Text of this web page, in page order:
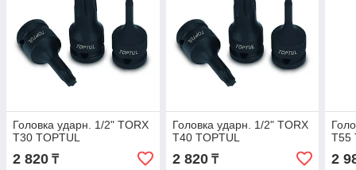
Головка ударн. 1/2" TORX
T30 TOPTUL
2 820 ₸
Головка ударн. 1/2" TORX
T40 TOPTUL
2 820₸
T55
2